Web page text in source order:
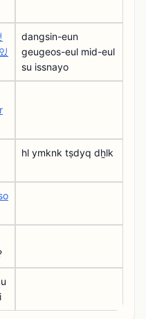
dangsin-eun
geugeos-eul mid-eul
su issnayo
hl ymknk tṣdyq dẖlk